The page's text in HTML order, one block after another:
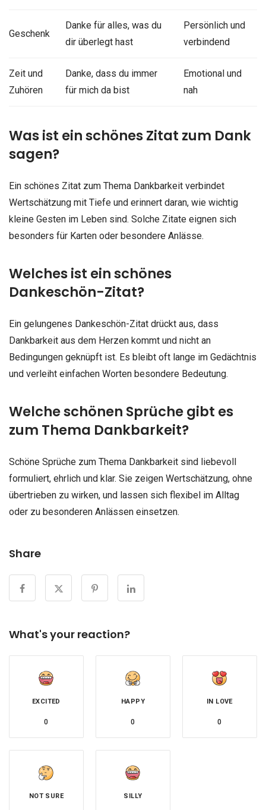
Geschenk
Danke für alles, was du
dir überlegt hast
Persönlich und
verbindend
Zeit und
Zuhören
Danke, dass du immer
für mich da bist
Emotional und
nah
Was ist ein schönes Zitat zum Dank
sagen?
Ein schönes Zitat zum Thema Dankbarkeit verbindet
Wertschätzung mit Tiefe und erinnert daran, wie wichtig
kleine Gesten im Leben sind. Solche Zitate eignen sich
besonders für Karten oder besondere Anlässe.
Welches ist ein schönes
Dankeschön-Zitat?
Ein gelungenes Dankeschön-Zitat drückt aus, dass
Dankbarkeit aus dem Herzen kommt und nicht an
Bedingungen geknüpft ist. Es bleibt oft lange im Gedächtnis
und verleiht einfachen Worten besondere Bedeutung.
Welche schönen Sprüche gibt es
zum Thema Dankbarkeit?
Schöne Sprüche zum Thema Dankbarkeit sind liebevoll
formuliert, ehrlich und klar. Sie zeigen Wertschätzung, ohne
übertrieben zu wirken, und lassen sich flexibel im Alltag
oder zu besonderen Anlässen einsetzen.
Share
What's your reaction?
EXCITED
0
HAPPY
0
IN LOVE
0
NOT SURE SILLY